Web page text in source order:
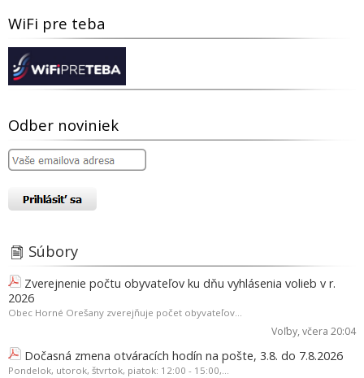
WiFi pre teba
Odber noviniek
Súbory
Zverejnenie počtu obyvateľov ku dňu vyhlásenia volieb v r.
2026
Obec Horné Orešany zverejňuje počet obyvateľov...
Voľby, včera 20:04
Dočasná zmena otváracích hodín na pošte, 3.8. do 7.8.2026
Pondelok, utorok, štvrtok, piatok: 12:00 - 15:00,...